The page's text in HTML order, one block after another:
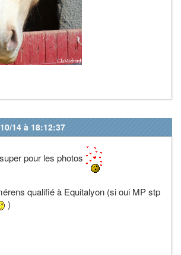
14 à 18:12:37
pour les photos
qualifié à Equitalyon (si oui MP stp
)